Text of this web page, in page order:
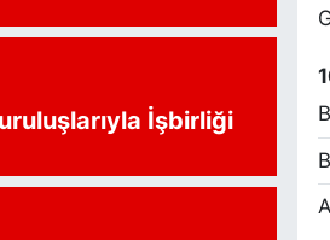
İşbirliği